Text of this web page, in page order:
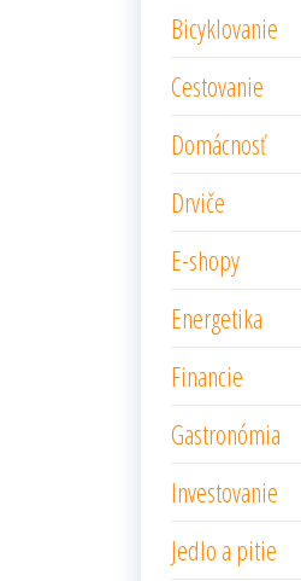
Bicyklovanie
Cestovanie
Domácnosť
Drviče
E-shopy
Energetika
Financie
Gastronómia
Investovanie
Jedlo a pitie